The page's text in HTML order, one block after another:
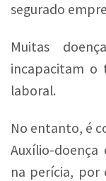
segurado
Muitas
incapacitam o
laboral.
No entanto, é
Auxílio-
na perícia, por